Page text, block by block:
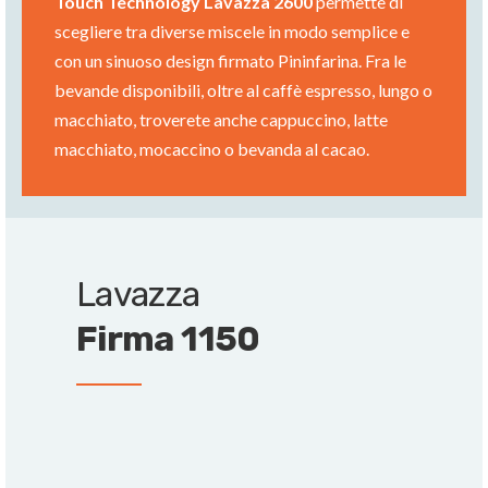
scegliere tra diverse miscele in modo semplice e
con un sinuoso design firmato Pininfarina. Fra le
bevande disponibili, oltre al caffè espresso, lungo o
macchiato, troverete anche cappuccino, latte
macchiato, mocaccino o bevanda al cacao.
Lavazza
Firma 1150